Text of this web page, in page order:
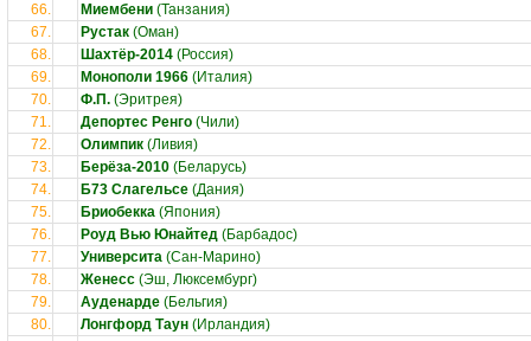
66.
Миембени (Танзания)
67.
Рустак (Оман)
68.
Шахтёр-2014 (Россия)
69.
Монополи 1966 (Италия)
70.
Ф.П. (Эритрея)
71.
Депортес Ренго (Чили)
72.
Олимпик (Ливия)
73.
Берёза-2010 (Беларусь)
74.
Б73 Слагельсе (Дания)
75.
Бриобекка (Япония)
76.
Роуд Вью Юнайтед (Барбадос)
77.
Университа (Сан-Марино)
78.
Женесс (Эш, Люксембург)
79.
Ауденарде (Бельгия)
80.
Лонгфорд Таун (Ирландия)